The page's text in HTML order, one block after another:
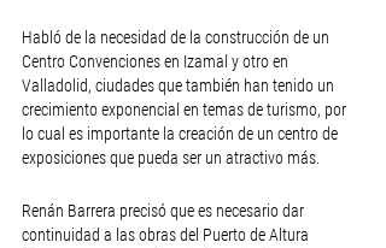
Habló de la necesidad de la construcción de un
Centro Convenciones en Izamal y otro en
Valladolid, ciudades que también han tenido un
crecimiento exponencial en temas de turismo, por
lo cual es importante la creación de un centro de
exposiciones que pueda ser un atractivo más.
Renán Barrera precisó que es necesario dar
continuidad a las obras del Puerto de Altura